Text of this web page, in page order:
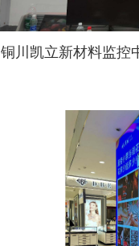
铜川凯立新材料监控